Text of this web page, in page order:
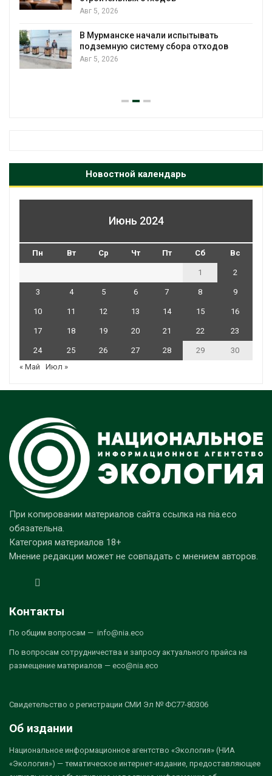
Авг 5, 2026
В Мурманске начали испытывать
подземную систему сбора отходов
Авг 5, 2026
Новостной календарь
Июнь 2024
Пн Вт Ср Чт Пт Сб Вс
1 2
3 4 5 6 7 8 9
10 11 12 13 14 15 16
17 18 19 20 21 22 23
24 25 26 27 28 29
30
« Май
Июл »
При копировании материалов сайта ссылка на nia.eco
обязательна.
Категория материалов 18+
Мнение редакции может не совпадать с мнением авторов.
Контакты
По общим вопросам — info@nia.eco
По вопросам сотрудничества и запросу актуального прайса на
размещение материалов — eco@nia.eco
Свидетельство о регистрации СМИ Эл № ФС77-80306
Об издании
Национальное информационное агентство «Экология» (НИА
«Экология») — тематическое интернет-издание, предоставляющее